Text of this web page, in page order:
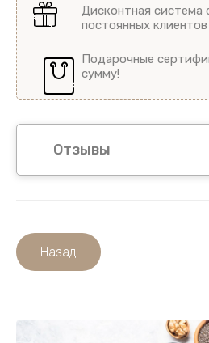
палочки Bombbar
брауни Bombbar
Дисконтная система
постоянных клиентов
Подарочные
сумму!
Отзывы
Назад